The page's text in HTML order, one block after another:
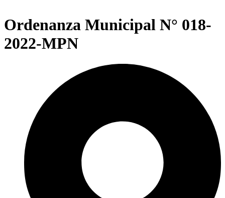
Ordenanza Municipal N° 018-
2022-MPN